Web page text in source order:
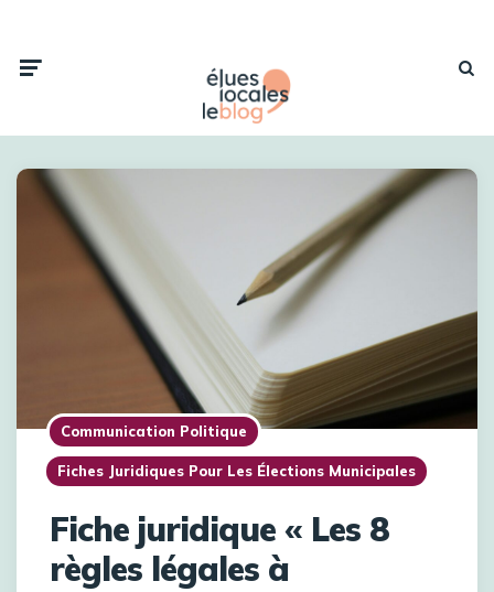
Communication Politique
Fiches Juridiques Pour Les Élections Municipales
Fiche juridique « Les 8
règles légales à